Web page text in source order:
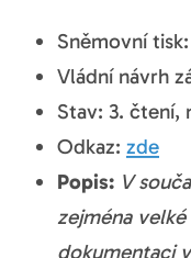
Sněmovní
Vládní návrh
Stav: 3. čtení,
Odkaz: zde
Popis: V
zejména
dokumentaci